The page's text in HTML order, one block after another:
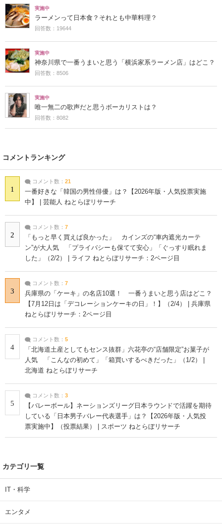
実施中
ラーメンって日本食？それとも中華料理？
回答数：19644
実施中
神奈川県で一番うまいと思う「横浜家系ラーメン店」はどこ？
回答数：8506
実施中
唯一無二の歌声だと思うボーカリストは？
回答数：8082
コメントランキング
1
コメント数： 21
一番好きな「韓国の男性俳優」は？【2026年版・人気投票実施
中】 | 芸能人 ねとらぼリサーチ
2
コメント数： 7
「もっと早く買えば良かった」 カインズの“車内遮光カーテ
ン”が大人気 「プライバシーも保てて安心」「ぐっすり眠れま
した」（2/2） | ライフ ねとらぼリサーチ：2ページ目
3
コメント数： 7
兵庫県の「ケーキ」の名店10選！ 一番うまいと思う店はどこ？
【7月12日は「デコレーションケーキの日」！】（2/4） | 兵庫県
ねとらぼリサーチ：2ページ目
4
コメント数： 5
「北海道土産としてもセンス抜群」六花亭の“店舗限定”お菓子が
人気 「こんなの初めて」「箱買いするべきだった」（1/2） |
北海道 ねとらぼリサーチ
5
コメント数： 3
【バレーボール】ネーションズリーグ日本ラウンドで活躍を期待
している「日本男子バレー代表選手」は？【2026年版・人気投
票実施中】（投票結果） | スポーツ ねとらぼリサーチ
カテゴリ一覧
IT・科学
エンタメ